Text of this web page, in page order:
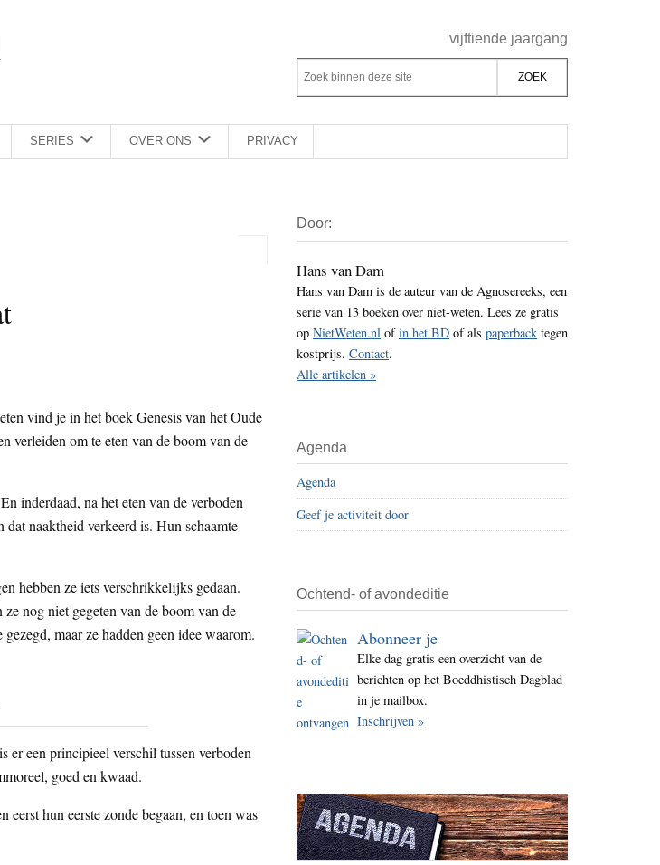
Rechts
vijftiende jaargang
Z
o
e
k
d
e
z
e
s
i
t
Z
o
k
b
n
n
e
z
e
t
e
SERIES OVER ONS PRIVACY
vind je in het boek Genesis van het Oude
verleiden om te eten van de boom van de
inderdaad, na het eten van de verboden
naaktheid verkeerd is. Hun schaamte
hebben ze iets verschrikkelijks gedaan.
nog niet gegeten van de boom van de
maar ze hadden geen idee waarom.
een principieel verschil tussen verboden
goed en kwaad.
eerst hun eerste zonde begaan, en toen was
Sidebar
Door:
Hans van Dam
Hans van Dam is de auteur van de Agnosereeks, een
serie van 13 boeken over niet-weten. Lees ze gratis
op NietWeten.nl ofin het BD of als paperback tegen
kostprijs. Contact.
Alle artikelen »
Agenda
Agenda
Geef je activiteit door
Ochtend- of avondeditie
Abonneer je
Elke dag gratis een overzicht van de
berichten op het Boeddhistisch Dagblad
in je mailbox.
Inschrijven »